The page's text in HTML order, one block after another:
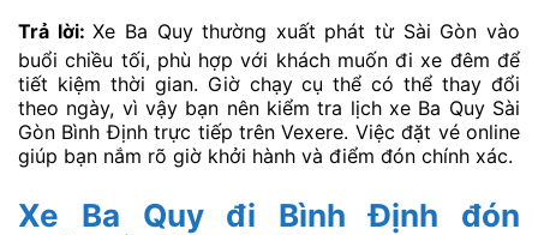
Trả lời:Xe Ba Quy thường xuất phát từ Sài Gòn vào
buổi chiều tối, phù hợp với khách muốn đi xe đêm để
tiết kiệm thời gian. Giờ chạy cụ thể có thể thay đổi
theo ngày, vì vậy bạn nên kiểm tra lịch xe Ba Quy Sài
Gòn Bình Định trực tiếp trên Vexere. Việc đặt vé online
giúp bạn nắm rõ giờ khởi hành và điểm đón chính xác.
Xe Ba Quy đi Bình Định đón